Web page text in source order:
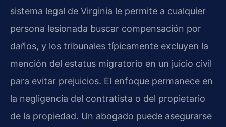
sistema legal de Virginia le permite a cualquier
persona lesionada buscar compensación por
daños, y los tribunales típicamente excluyen la
mención del estatus migratorio en un juicio civil
para evitar prejuicios. El enfoque permanece en
la negligencia del contratista o del propietario
de la propiedad. Un abogado puede asegurarse